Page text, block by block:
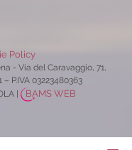
Policy
- Via del Caravaggio, 71,
P.IVA 03223480363
BAMS WEB